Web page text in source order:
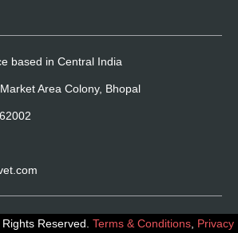
based in Central India
Area Colony, Bhopal
Reserved. Terms & Conditions Privacy